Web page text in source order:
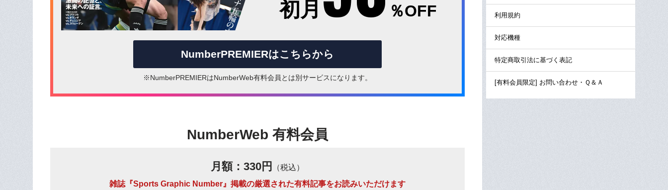
初月 ％OFF
NumberPREMIERはこちらから
※NumberPREMIERはNumberWeb有料会員とは別サービスになります。
NumberWeb 有料会員
月額：330円
（税込）
雑誌『Sports Graphic Number』掲載の厳選された有料記事をお読みいただけます
利用規約
対応機種
特定商取引法に基づく表記
[有料会員限定] お問い合わせ・Ｑ＆Ａ